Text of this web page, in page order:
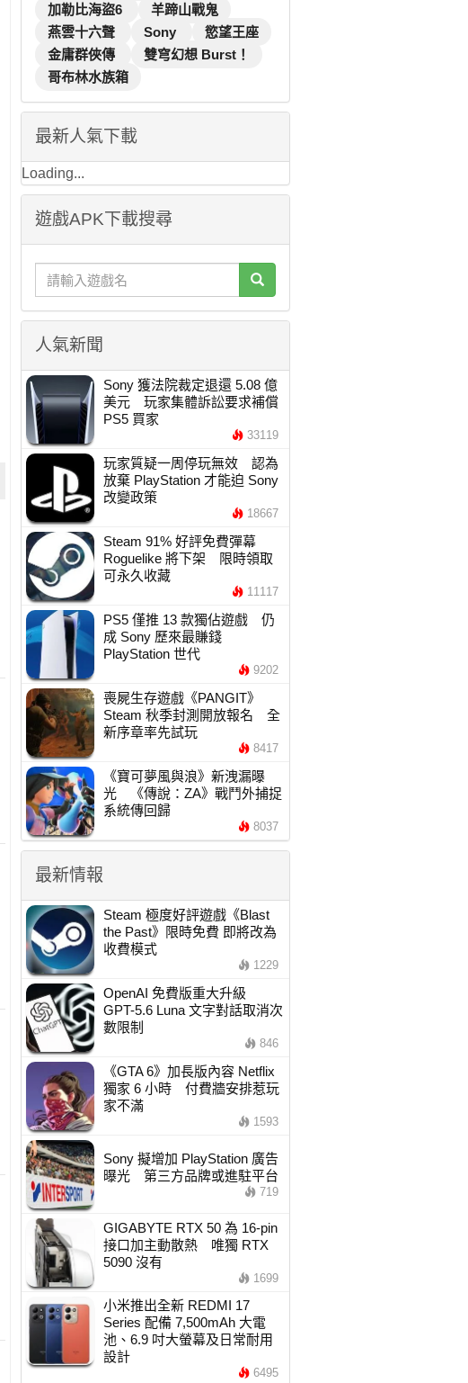
加勒比海盜6
羊蹄山戰鬼
燕雲十六聲
Sony
慾望王座
金庸群俠傳
雙穹幻想 Burst！
哥布林水族箱
最新人氣下載
Loading...
遊戲APK下載搜尋
人氣新聞
Sony 獲法院裁定退還 5.08 億
美元 玩家集體訴訟要求補償
PS5 買家
33119
玩家質疑一周停玩無效 認為
放棄 PlayStation 才能迫 Sony
改變政策
18667
Steam 91% 好評免費彈幕
Roguelike 將下架 限時領取
可永久收藏
11117
PS5 僅推 13 款獨佔遊戲 仍
成 Sony 歷來最賺錢
PlayStation 世代
9202
喪屍生存遊戲《PANGIT》
Steam 秋季封測開放報名 全
新序章率先試玩
8417
《寶可夢風與浪》新洩漏曝
光 《傳說：ZA》戰鬥外捕捉
系統傳回歸
8037
最新情報
Steam 極度好評遊戲《Blast
the Past》限時免費 即將改為
收費模式
1229
OpenAI 免費版重大升級
GPT-5.6 Luna 文字對話取消次
數限制
846
《GTA 6》加長版內容 Netflix
獨家 6 小時 付費牆安排惹玩
家不滿
1593
Sony 擬增加 PlayStation 廣告
曝光 第三方品牌或進駐平台
719
GIGABYTE RTX 50 為 16-pin
接口加主動散熱 唯獨 RTX
5090 沒有
1699
小米推出全新 REDMI 17
Series 配備 7,500mAh 大電
池、6.9 吋大螢幕及日常耐用
設計
6495